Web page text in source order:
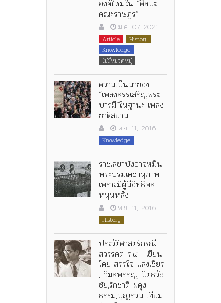
องค์ใหม่ใน “ศิลปะ
คณะราษฎร”
ม.ค. 07, 2021
Article
History
Knowledge
ไม่มีหมวดหมู่
ความเป็นมาของ
“เพลงสรรเสริญพระ
บารมี”ในฐานะ เพลง
ชาติสยาม
พ.ย. 11, 2016
Knowledge
ราชเลขาบังอาจหมิ่น
พระบรมเดชานุภาพ
เพราะมีผู้มีอิทธิพล
หนุนหลัง
พ.ย. 11, 2016
History
ประวัติศาสตร์กรณี
สวรรคต ร.๘ : เขียน
โดย สรรใจ แสงเชียร
, วิมลพรรญ ปีตธวัช
ชัย,รักชาติ ผดุง
ธรรม,บุญร่วม เทียม